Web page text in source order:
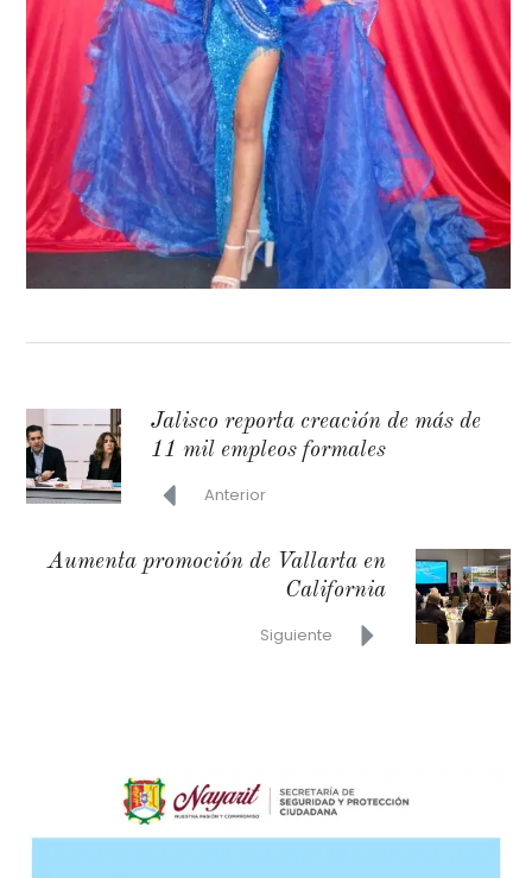
Jalisco reporta creación de más de
11 mil empleos formales
Anterior
Aumenta promoción de Vallarta en
California
Siguiente